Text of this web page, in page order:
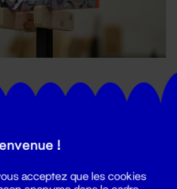
!
acceptez que les cookies